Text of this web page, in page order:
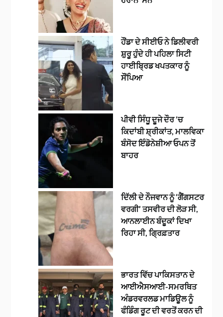
ਹੌਂਡਾ ਦੇ ਸੀਈਓ ਨੇ ਡਿਲੀਵਰੀ
ਸ਼ੁਰੂ ਹੁੰਦੇ ਹੀ ਪਹਿਲਾ ਸਿਟੀ
ਹਾਈਬ੍ਰਿਡ ਖਪਤਕਾਰ ਨੂੰ
ਸੌਂਪਿਆ
ਪੀਵੀ ਸਿੰਧੂ ਦੂਜੇ ਦੌਰ ‘ਚ
ਕਿਦਾਂਬੀ ਸ਼੍ਰੀਕਾਂਤ, ਮਾਲਵਿਕਾ
ਬੰਸੋਦ ਇੰਡੋਨੇਸ਼ੀਆ ਓਪਨ ਤੋਂ
ਬਾਹਰ
ਦਿੱਲੀ ਦੇ ਨੌਜਵਾਨ ਨੂੰ ‘ਗੈਂਗਸਟਰ
ਵਰਗੀ’ ਤਸਵੀਰ ਦੀ ਲੋੜ ਸੀ,
ਆਨਲਾਈਨ ਬੰਦੂਕਾਂ ਦਿਖਾ
ਰਿਹਾ ਸੀ, ਗ੍ਰਿਫ਼ਤਾਰ
ਭਾਰਤ ਵਿੱਚ ਪਾਕਿਸਤਾਨ ਦੇ
ਆਈਐਸਆਈ-ਸਮਰਥਿਤ
ਅੰਡਰਵਰਲਡ ਮਾਡਿਊਲ ਨੂੰ
ਫੰਡਿੰਗ ਰੂਟ ਦੀ ਵਰਤੋਂ ਕਰਨ ਦੀ